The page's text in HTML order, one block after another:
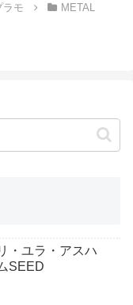
ラモ
METAL
・ユラ・アスハ
SEED